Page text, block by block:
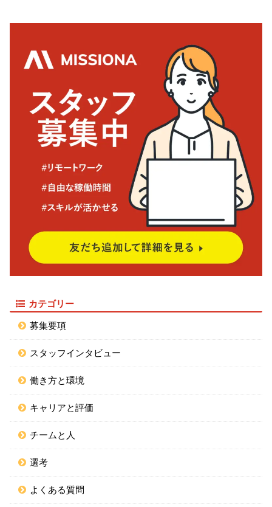
カテゴリー
募集要項
スタッフインタビュー
働き方と環境
キャリアと評価
チームと人
選考
よくある質問